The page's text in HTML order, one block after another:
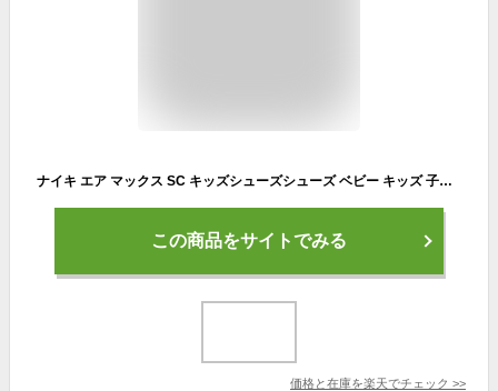
ナイキ エア マックス SC キッズシューズシューズ ベビー キッズ 子供 子ども 男の子 トレーニング フィットネス シューズ ローカット BABY COLLECTION SU23 white sneakers om30 tsir
この商品をサイトでみる
価格と在庫を楽天でチェック >>